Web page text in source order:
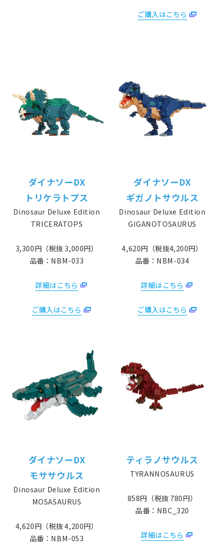
ご購入はこちら
ダイナソーDX
トリケラトプス
Dinosaur Deluxe Edition
TRICERATOPS
3,300円（税抜 3,000円）
品番：NBM-033
詳細はこちら
ご購入はこちら
ダイナソーDX
ギガノトサウルス
Dinosaur Deluxe Edition
GIGANOTOSAURUS
4,620円（税抜4,200円）
品番：NBM-034
詳細はこちら
ご購入はこちら
ダイナソーDX
モササウルス
Dinosaur Deluxe Edition
MOSASAURUS
4,620円（税抜 4,200円）
品番：NBM-053
ティラノサウルス
TYRANNOSAURUS
858円（税抜 780円）
品番：NBC_320
詳細はこちら